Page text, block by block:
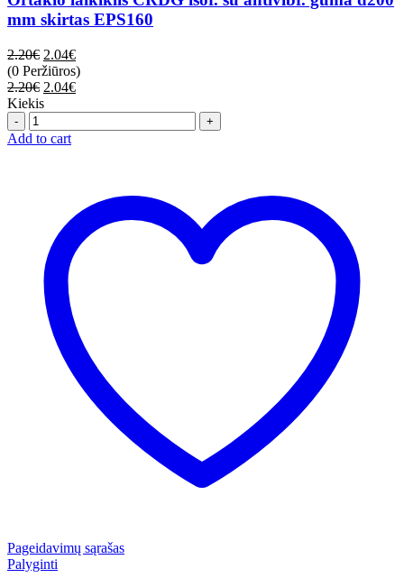
mm skirtas EPS160
2.20€ 2.04€
(0 Peržiūros)
2.20€ 2.04€
Kiekis
Quantity
Add to cart
Pageidavimų sąrašas
Palyginti